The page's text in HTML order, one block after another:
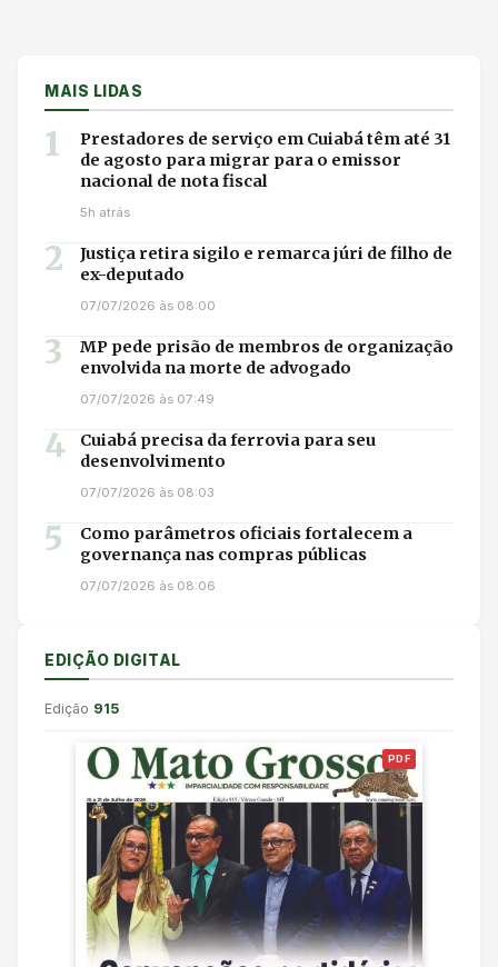
MAIS LIDAS
1
Prestadores de serviço em Cuiabá têm até 31
de agosto para migrar para o emissor
nacional de nota fiscal
5h atrás
2
Justiça retira sigilo e remarca júri de filho de
ex-deputado
07/07/2026 às 08:00
3
MP pede prisão de membros de organização
envolvida na morte de advogado
07/07/2026 às 07:49
4
Cuiabá precisa da ferrovia para seu
desenvolvimento
07/07/2026 às 08:03
5
Como parâmetros oficiais fortalecem a
governança nas compras públicas
07/07/2026 às 08:06
EDIÇÃO DIGITAL
Edição 915
PDF